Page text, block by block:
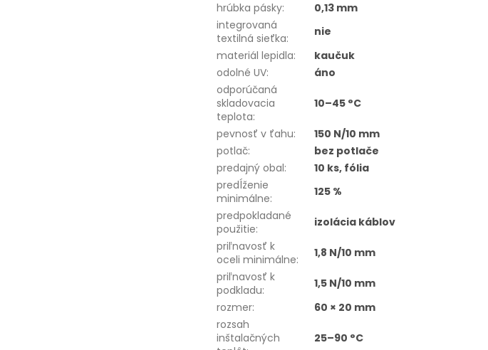
hrúbka pásky:
0,13 mm
integrovaná
textilná sieťka:
nie
materiál lepidla:
kaučuk
odolné UV:
áno
odporúčaná
skladovacia
teplota:
10–45 °C
pevnosť v ťahu:
150 N/10 mm
potlač:
bez potlače
predajný obal:
10 ks, fólia
predĺženie
minimálne:
125 %
predpokladané
použitie:
izolácia káblov
priľnavosť k
oceli minimálne:
1,8 N/10 mm
priľnavosť k
podkladu:
1,5 N/10 mm
rozmer:
60 × 20 mm
rozsah
inštalačných
25–90 °C